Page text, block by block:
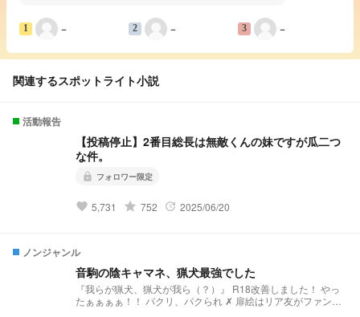
1 − 2 − 3 −
関連するスポットライト小説
活動報告
【投稿停止】2番目総長は無敵くんの妹ですが瓜二つ
な件。
lock フォロワー限定
favorite 5,731 grade 752 update 2025/06/20
ノンジャンル
音駒の陰キャマネ、猟犬最強でした
『我らが猟犬、猟犬が我ら（？）』 R18改善しました！ やっ
たぁぁぁぁ！！ パクリ、パクられ ✗ 扉絵はリア友がファンア